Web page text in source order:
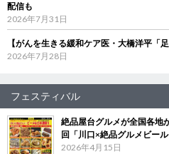
配信も
2026年7月31日
【がんを生きる緩和ケア医・大橋洋平「
2026年7月28日
フェスティバル
絶品屋台グルメが全国各
回「川口×絶品グルメビー
2026年4月15日